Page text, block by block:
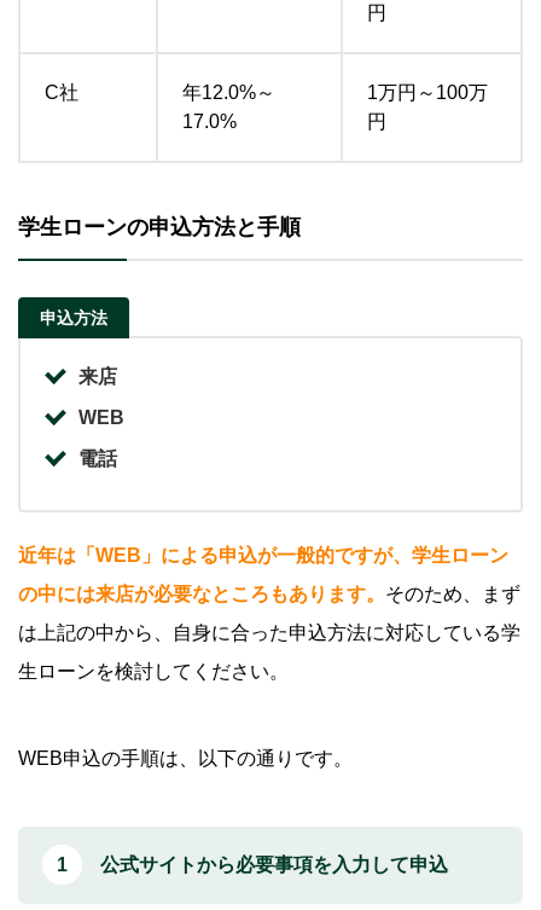
円
C社
年12.0%～
17.0%
1万円～100万
円
学生ローンの申込方法と手順
申込方法
来店
WEB
電話
近年は「WEB」による申込が一般的ですが、学生ローン
の中には来店が必要なところもあります。 そのため、まず
は上記の中から、自身に合った申込方法に対応している学
生ローンを検討してください。
WEB申込の手順は、以下の通りです。
公式サイトから必要事項を入力して申込